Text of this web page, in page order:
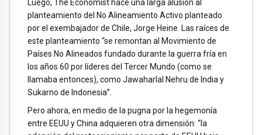
Luego, The Economist hace una larga alusión al
planteamiento del No Alineamiento Activo planteado
por el exembajador de Chile, Jorge Heine. Las raíces de
este planteamiento “se remontan al Movimiento de
Países No Alineados fundado durante la guerra fría en
los años 60 por líderes del Tercer Mundo (como se
llamaba entonces), como Jawaharlal Nehru de India y
Sukarno de Indonesia”.
Pero ahora, en medio de la pugna por la hegemonía
entre EEUU y China adquieren otra dimensión: “la